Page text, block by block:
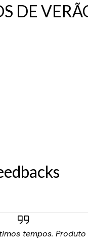
DE
tempos.